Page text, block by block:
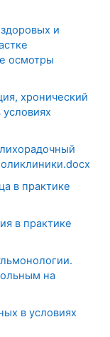
и
осмотры
хронический
в практике
в практике
на
в условиях